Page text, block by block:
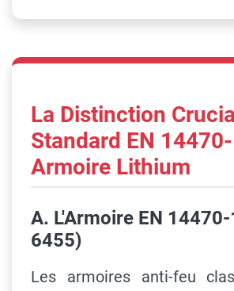
La Distinction
Standard EN
Armoire Lithium
A. L'Armoire EN 14470-
6455)
Les armoires anti-feu